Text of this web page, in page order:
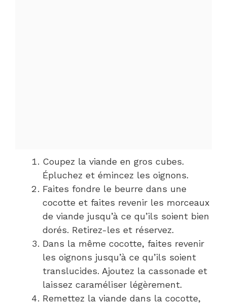
Coupez la viande en gros cubes.
Épluchez et émincez les oignons.
Faites fondre le beurre dans une
cocotte et faites revenir les morceaux
de viande jusqu’à ce qu’ils soient bien
dorés. Retirez-les et réservez.
Dans la même cocotte, faites revenir
les oignons jusqu’à ce qu’ils soient
translucides. Ajoutez la cassonade et
laissez caraméliser légèrement.
Remettez la viande dans la cocotte,